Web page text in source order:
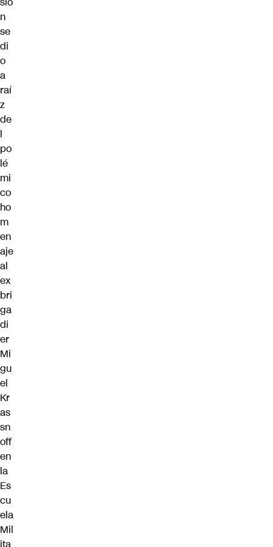
n
se
di
o
a
raí
z
de
l
po
lé
mi
co
ho
m
en
aje
al
ex
bri
ga
di
er
Mi
gu
el
Kr
as
sn
off
en
la
Es
cu
ela
Mil
ita